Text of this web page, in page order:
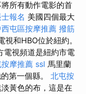
所有動作電影的首
報名 美國四個最大
屯區按摩推薦 撥筋
和HBO位於紐約。
電視頻道是紐約市電
摩推薦 ssl 馬里蘭
第一個縣。 北屯按
黃色的布，這是在